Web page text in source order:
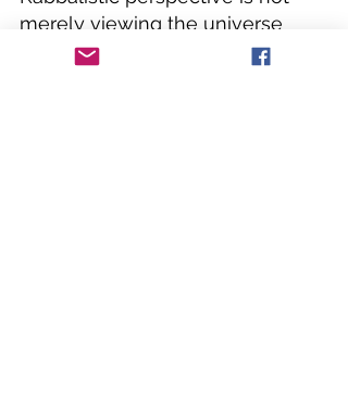
merely viewing the universe
from the outside as an infinite